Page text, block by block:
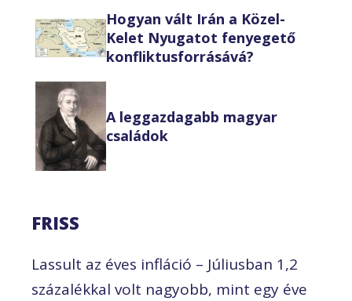
Hogyan vált Irán a Közel-
Kelet Nyugatot fenyegető
konfliktusforrásává?
A leggazdagabb magyar
családok
FRISS
Lassult az éves infláció – Júliusban 1,2
százalékkal volt nagyobb, mint egy éve